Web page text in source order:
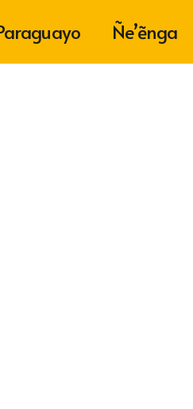
Ñe’ẽnga